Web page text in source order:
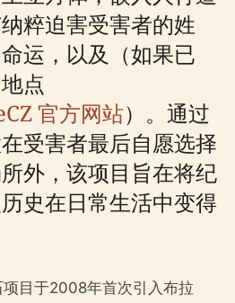
粹迫害受害者的姓
运，以及（如果已
点
官方网站）。通过
受害者最后自愿选择
外，该项目旨在将纪
史在日常生活中变得
目于2008年首次引入布拉